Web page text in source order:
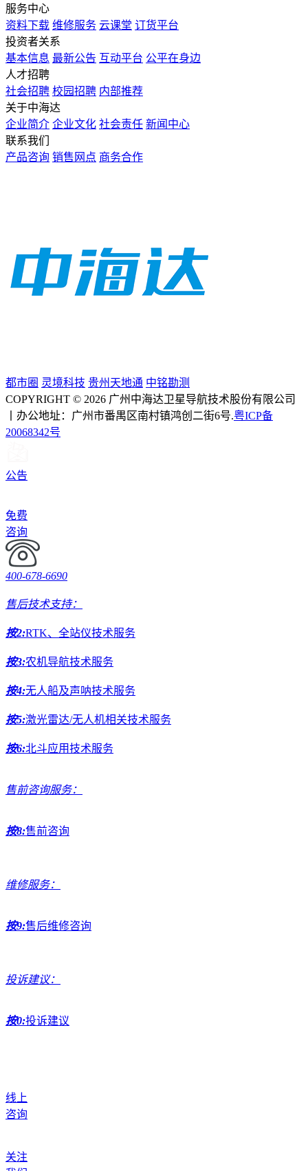
服务中心
资料下载 维修服务 云课堂 订货平台
投资者关系
基本信息 最新公告 互动平台 公平在身边
人才招聘
社会招聘 校园招聘 内部推荐
关于中海达
企业简介 企业文化 社会责任 新闻中心
联系我们
产品咨询 销售网点 商务合作
都市圈 灵境科技 贵州天地通 中铭勘测
COPYRIGHT © 2026 广州中海达卫星导航技术股份有限公司
丨办公地址：广州市番禺区南村镇鸿创二街6号.粤ICP备
20068342号
公告
免费
咨询
400-678-6690
售后技术支持：
按2:RTK、全站仪技术服务
按3:农机导航技术服务
按4:无人船及声呐技术服务
按5:激光雷达/无人机相关技术服务
按6:北斗应用技术服务
售前咨询服务：
按8:售前咨询
维修服务：
按9:售后维修咨询
投诉建议：
按0:投诉建议
线上
咨询
关注